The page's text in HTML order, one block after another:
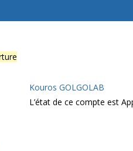
Kouros GOLGOLAB
L’état de ce compte est